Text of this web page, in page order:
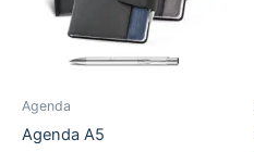
Agenda
Agenda A5